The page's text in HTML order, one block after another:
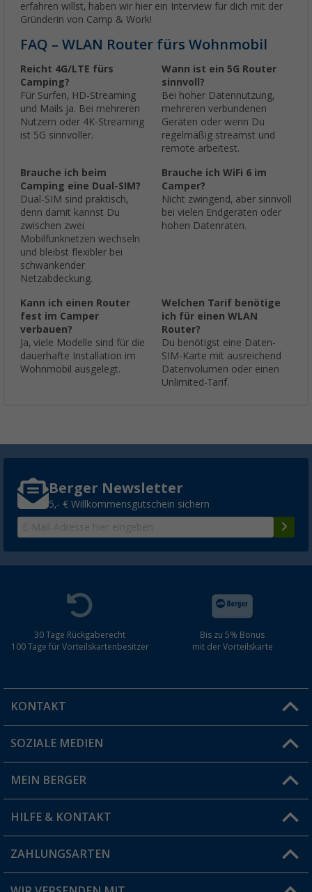
erfahren willst, haben wir hier ein Interview für dich mit der
Gründerin von Camp & Work!
FAQ – WLAN Router fürs Wohnmobil
Reicht 4G/LTE fürs
Camping?
Für Surfen, HD-Streaming
und Mails ja. Bei mehreren
Nutzern oder 4K-Streaming
ist 5G sinnvoller.
Wann ist ein 5G Router
sinnvoll?
Bei hoher Datennutzung,
mehreren verbundenen
Geräten oder wenn Du
regelmäßig streamst und
remote arbeitest.
Brauche ich beim
Camping eine Dual-SIM?
Dual-SIM sind praktisch,
denn damit kannst Du
zwischen zwei
Mobilfunknetzen wechseln
und bleibst flexibler bei
schwankender
Netzabdeckung.
Brauche ich WiFi 6 im
Camper?
Nicht zwingend, aber sinnvoll
bei vielen Endgeräten oder
hohen Datenraten.
Kann ich einen Router
fest im Camper
verbauen?
Ja, viele Modelle sind für die
dauerhafte Installation im
Wohnmobil ausgelegt.
Welchen Tarif benötige
ich für einen WLAN
Router?
Du benötigst eine Daten-
SIM-Karte mit ausreichend
Datenvolumen oder einen
Unlimited-Tarif.
Berger Newsletter
5,- € Willkommensgutschein sichern
30 Tage Rückgaberecht
100 Tage für Vorteilskartenbesitzer
Bis zu 5% Bonus
mit der Vorteilskarte
KONTAKT
Du hast eine Frage?
Filiale finden
SOZIALE MEDIEN
MEIN BERGER
Vorteilskarte
Blog
HILFE & KONTAKT
FAQ & Kontakt
Versandinformationen
ZAHLUNGSARTEN